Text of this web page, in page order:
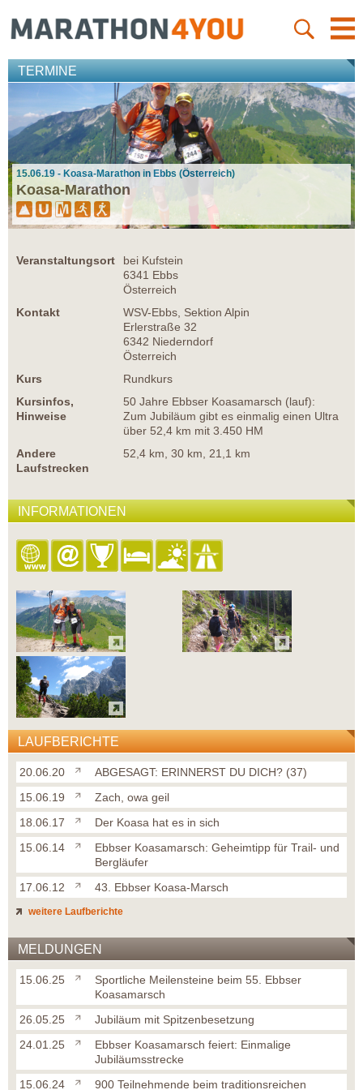
TERMINE
15.06.19 - Koasa-Marathon in Ebbs (Österreich)
Koasa-Marathon
Veranstaltungsort
bei Kufstein
6341 Ebbs
Österreich
Kontakt
WSV-Ebbs, Sektion Alpin
Erlerstraße 32
6342 Niederndorf
Österreich
Kurs
Rundkurs
Kursinfos,
Hinweise
50 Jahre Ebbser Koasamarsch (lauf):
Zum Jubiläum gibt es einmalig einen Ultra
über 52,4 km mit 3.450 HM
Andere
Laufstrecken
52,4 km, 30 km, 21,1 km
INFORMATIONEN
LAUFBERICHTE
20.06.20
ABGESAGT: ERINNERST DU DICH? (37)
15.06.19
Zach, owa geil
18.06.17
Der Koasa hat es in sich
15.06.14
Ebbser Koasamarsch: Geheimtipp für Trail- und
Bergläufer
17.06.12
43. Ebbser Koasa-Marsch
weitere Laufberichte
MELDUNGEN
15.06.25
Sportliche Meilensteine beim 55. Ebbser
Koasamarsch
26.05.25
Jubiläum mit Spitzenbesetzung
24.01.25
Ebbser Koasamarsch feiert: Einmalige
Jubiläumsstrecke
15.06.24
900 Teilnehmende beim traditionsreichen